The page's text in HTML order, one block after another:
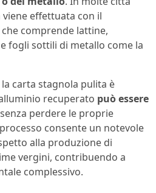
effettuata con il
comprende lattine,
fogli sottili di metallo come la
carta stagnola pulita è
recuperato può essere
senza perdere le proprie
consente un notevole
alla produzione di
vergini, contribuendo a
complessivo.